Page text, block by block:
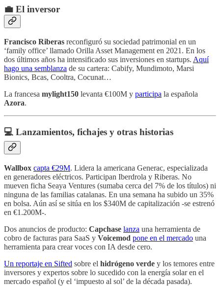
💼 El inversor
Francisco Riberas reconfiguró su sociedad patrimonial en un
‘family office’ llamado Orilla Asset Management en 2021. En los
dos últimos años ha intensificado sus inversiones en startups. Aquí
hago una semblanza de su cartera: Cabify, Mundimoto, Marsi
Bionics, Bcas, Cooltra, Cocunat…
La francesa mylight150 levanta €100M y participa la española
Azora.
💻 Lanzamientos, fichajes y otras historias
Wallbox capta €29M. Lidera la americana Generac, especializada
en generadores eléctricos. Participan Iberdrola y Riberas. No
mueven ficha Seaya Ventures (sumaba cerca del 7% de los títulos) ni
ninguna de las familias catalanas. En una semana ha subido un 35%
en bolsa. Aún así se sitúa en los $340M de capitalización -se estrenó
en €1.200M-.
Dos anuncios de producto: Capchase lanza una herramienta de
cobro de facturas para SaaS y Voicemod pone en el mercado una
herramienta para crear voces con IA desde cero.
Un reportaje en Sifted sobre el hidrógeno verde y los temores entre
inversores y expertos sobre lo sucedido con la energía solar en el
mercado español (y el ‘impuesto al sol’ de la década pasada).